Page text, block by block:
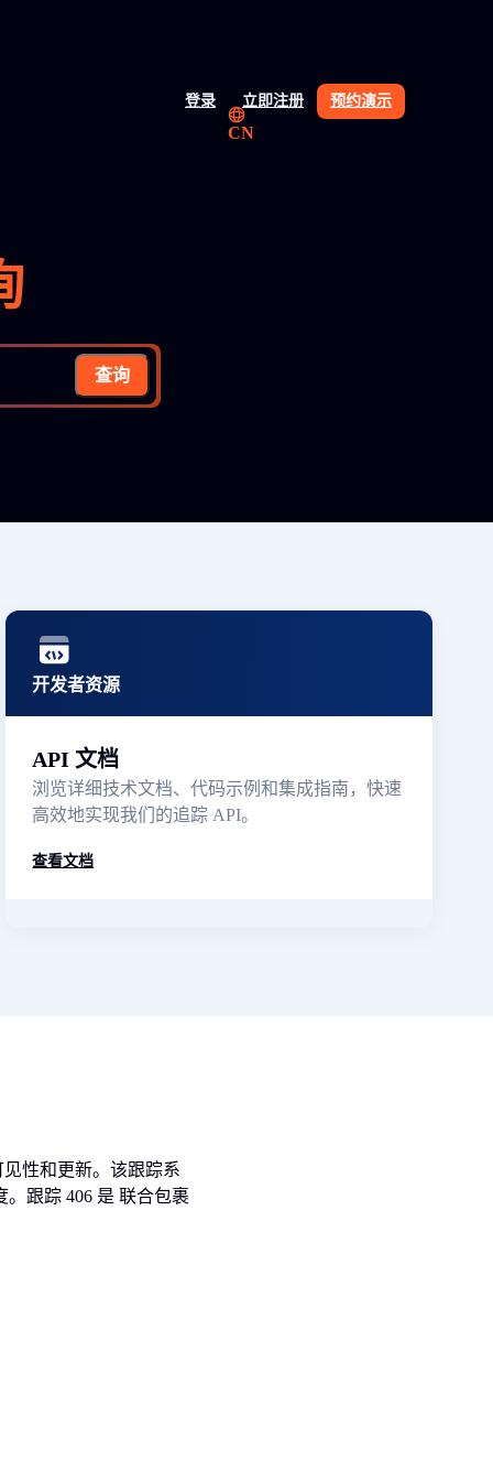
登录 立即注册 预约演示
CN
查询
开发者资源
API 文档
浏览详细技术文档、代码示例和集成指南，快速
高效地实现我们的追踪 API。
查看文档
性和更新。该跟踪系
跟踪 406 是 联合包裹